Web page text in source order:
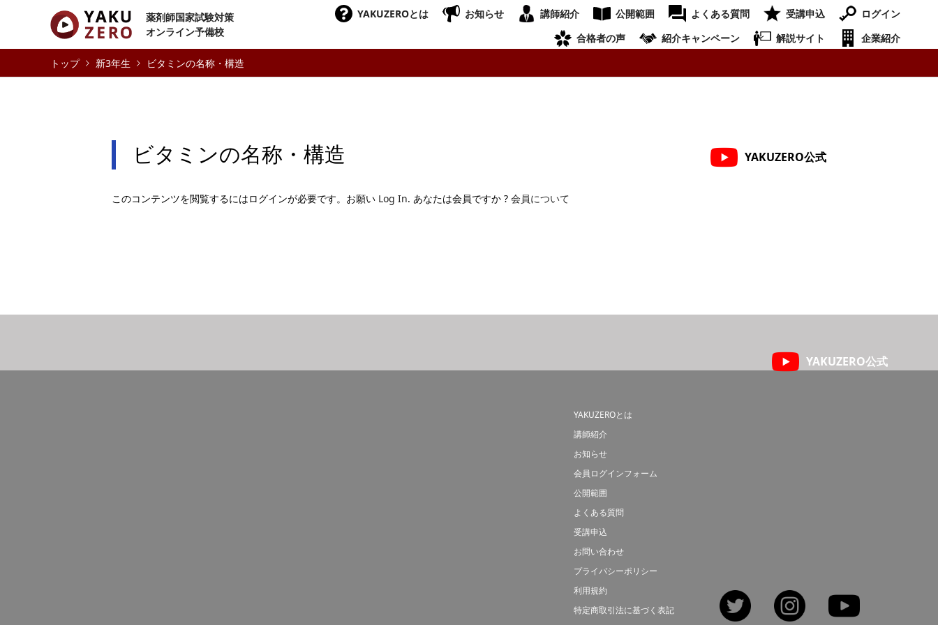
薬剤師国家試験対策
オンライン予備校
YAKUZEROとは お知らせ 講師紹介 公開範囲 よくある質問 受講申込
ログイン
合格者の声
紹介キャンペーン 解説サイト
企業紹介
新3年生
ビタミンの名称・構造
ビタミンの名称・構造 YAKUZERO公式
このコンテンツを閲覧するにはログインが必要です。お願い Log In. あなたは会員ですか ? 会員について
YAKUZERO公式
YAKUZEROとは
講師紹介
お知らせ
会員ログインフォーム
公開範囲
よくある質問
受講申込
お問い合わせ
プライバシーポリシー
利用規約
特定商取引法に基づく表記
Twitter Instagram